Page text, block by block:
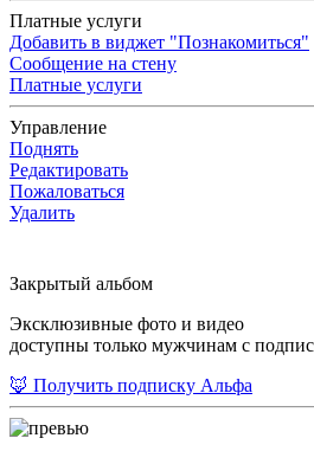
Платные услуги
Добавить в виджет "Познакомиться"
Сообщение на стену
Платные услуги
Управление
Поднять
Редактировать
Пожаловаться
Удалить
Закрытый альбом
Эксклюзивные фото и видео
доступны только мужчинам с
🦊 Получить подписку Альфа